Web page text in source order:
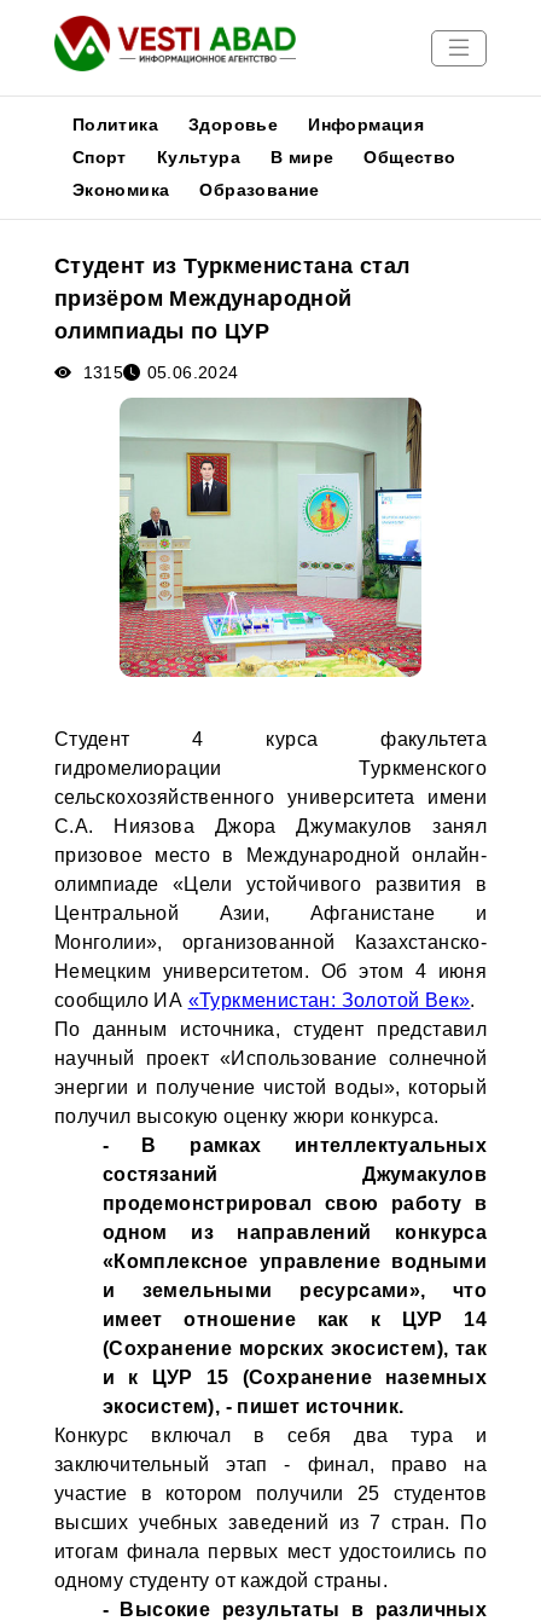
Новости
Медиа
Афиша
Политика Здоровье
Информация
Спорт
Культура В мире
Общество
Экономика
Образование
Студент из Туркменистана стал
призёром Международной
олимпиады по ЦУР
1315 05.06.2024
Студент 4 курса факультета
гидромелиорации Туркменского
сельскохозяйственного университета имени
С.А. Ниязова Джора Джумакулов занял
призовое место в Международной онлайн-
олимпиаде «Цели устойчивого развития в
Центральной Азии, Афганистане и
Монголии», организованной Казахстанско-
Немецким университетом. Об этом 4 июня
сообщило ИА «Туркменистан: Золотой Век».
По данным источника, студент представил
научный проект «Использование солнечной
энергии и получение чистой воды», который
получил высокую оценку жюри конкурса.
- В рамках интеллектуальных
состязаний Джумакулов
продемонстрировал свою работу в
одном из направлений конкурса
«Комплексное управление водными
и земельными ресурсами», что
имеет отношение как к ЦУР 14
(Сохранение морских экосистем), так
и к ЦУР 15 (Сохранение наземных
экосистем), - пишет источник.
Конкурс включал в себя два тура и
заключительный этап - финал, право на
участие в котором получили 25 студентов
высших учебных заведений из 7 стран. По
итогам финала первых мест удостоились по
одному студенту от каждой страны.
- Высокие результаты в различных